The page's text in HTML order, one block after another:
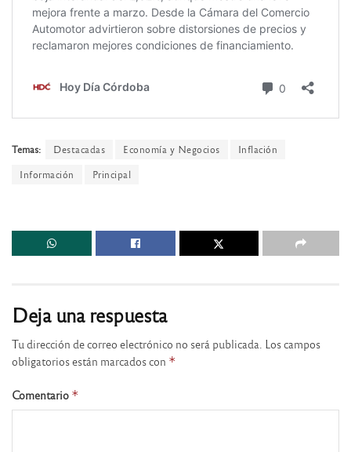
Temas: Destacadas Economía y Negocios
Inflación
Información
Principal
Deja una respuesta
Tu dirección de correo electrónico no será publicada. Los campos
obligatorios están marcados con *
Comentario *